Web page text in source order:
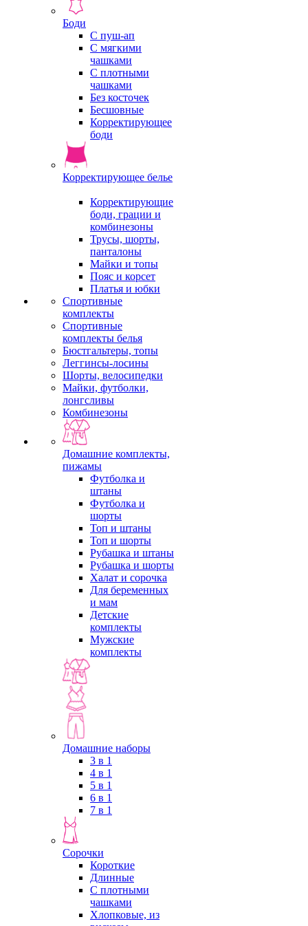
Боди
С пуш-ап
С мягкими
чашками
С плотными
чашками
Без косточек
Бесшовные
Корректирующее
боди
Корректирующее белье
Корректирующие
боди, грации и
комбинезоны
Трусы, шорты,
панталоны
Майки и топы
Пояс и корсет
Платья и юбки
Спортивные
комплекты
Спортивные
комплекты белья
Бюстгальтеры, топы
Леггинсы-лосины
Шорты, велосипедки
Майки, футболки,
лонгсливы
Комбинезоны
Домашние комплекты,
пижамы
Футболка и
штаны
Футболка и
шорты
Топ и штаны
Топ и шорты
Рубашка и штаны
Рубашка и шорты
Халат и сорочка
Для беременных
и мам
Детские
комплекты
Мужские
комплекты
Домашние наборы
3 в 1
4 в 1
5 в 1
6 в 1
7 в 1
Сорочки
Короткие
Длинные
С плотными
чашками
Хлопковые, из